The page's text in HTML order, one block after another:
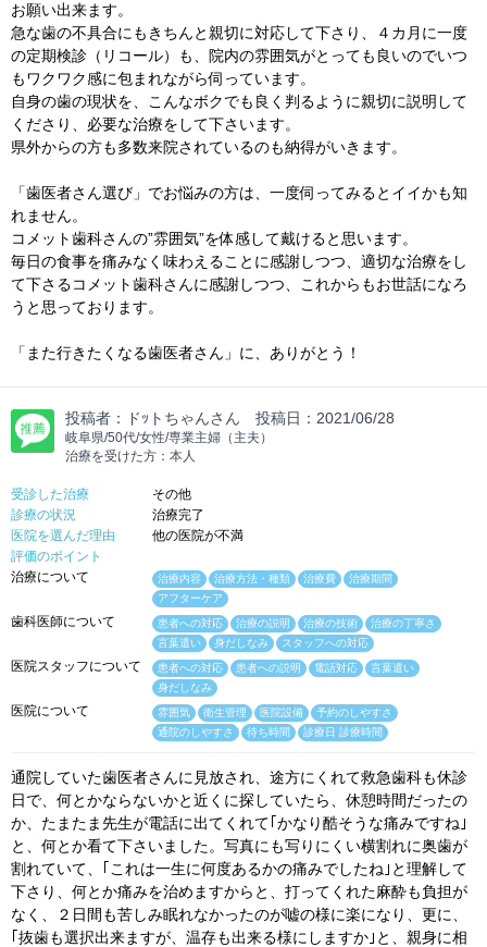
お願い出来ます。
急な歯の不具合にもきちんと親切に対応して下さり、４カ月に一度
の定期検診（リコール）も、院内の雰囲気がとっても良いのでいつ
もワクワク感に包まれながら伺っています。
自身の歯の現状を、こんなボクでも良く判るように親切に説明して
くださり、必要な治療をして下さいます。
県外からの方も多数来院されているのも納得がいきます。
「歯医者さん選び」でお悩みの方は、一度伺ってみるとイイかも知
れません。
コメット歯科さんの”雰囲気”を体感して戴けると思います。
毎日の食事を痛みなく味わえることに感謝しつつ、適切な治療をし
て下さるコメット歯科さんに感謝しつつ、これからもお世話になろ
うと思っております。
「また行きたくなる歯医者さん」に、ありがとう！
投稿者： ドｯトちゃんさん 投稿日： 2021/06/28
岐阜県/50代/女性/専業主婦（主夫）
治療を受けた方：本人
受診した治療
その他
診療の状況
治療完了
医院を選んだ理由
他の医院が不満
評価のポイント
治療について
治療内容 治療方法・種類 治療費
治療期間
アフターケア
歯科医師について 患者への対応 治療の説明 治療の技術
治療の丁寧さ
言葉遣い
身だしなみ スタッフへの対応
医院スタッフについて 患者への対応 患者への説明 電話対応
言葉遣い
身だしなみ
医院について 雰囲気 衛生管理 医院設備
予約のしやすさ
通院のしやすさ
待ち時間 診療日 診療時間
通院していた歯医者さんに見放され、途方にくれて救急歯科も休診
日で、何とかならないかと近くに探していたら、休憩時間だったの
か、たまたま先生が電話に出てくれて｢かなり酷そうな痛みですね｣
と、何とか看て下さいました。写真にも写りにくい横割れに奥歯が
割れていて、｢これは一生に何度あるかの痛みでしたね｣と理解して
下さり、何とか痛みを治めますからと、打ってくれた麻酔も負担が
なく、２日間も苦しみ眠れなかったのが嘘の様に楽になり、更に、
｢抜歯も選択出来ますが、温存も出来る様にしますか｣と、親身に相